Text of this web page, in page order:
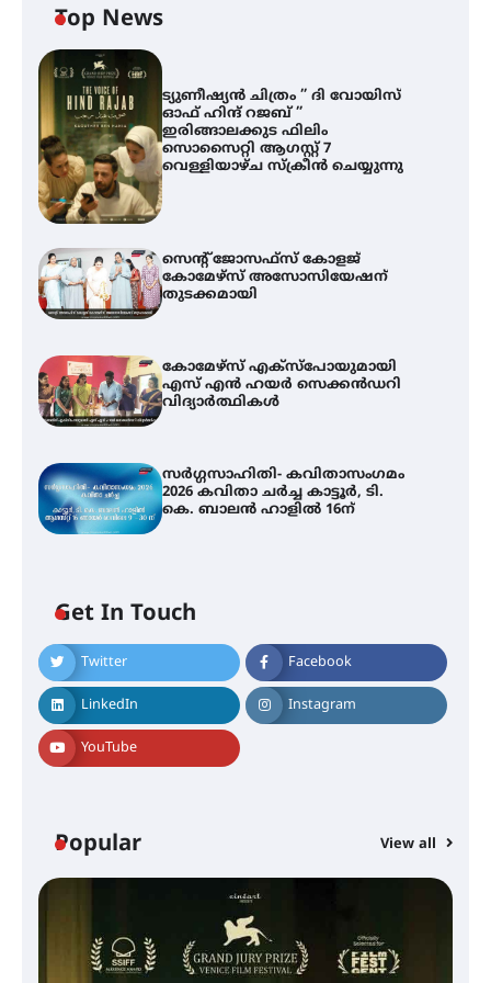
Top News
ട്യുണീഷ്യൻ ചിത്രം ” ദി വോയിസ്
ഓഫ് ഹിന്ദ് റജബ് ”
ഇരിങ്ങാലക്കുട ഫിലിം
സൊസൈറ്റി ആഗസ്റ്റ് 7
വെള്ളിയാഴ്ച സ്‌ക്രീൻ ചെയ്യുന്നു
സെന്റ് ജോസഫ്സ് കോളജ്
കോമേഴ്‌സ് അസോസിയേഷന്
തുടക്കമായി
കോമേഴ്സ് എക്സ്പോയുമായി
എസ് എൻ ഹയർ സെക്കൻഡറി
വിദ്യാർത്ഥികൾ
സർഗ്ഗസാഹിതി- കവിതാസംഗമം
2026 കവിതാ ചർച്ച കാട്ടൂർ, ടി.
കെ. ബാലൻ ഹാളിൽ 16ന്
Get In Touch
Twitter Facebook
LinkedIn Instagram
YouTube
Popular View all
സെന്റ് ജോസഫ്സ് കോളജ്
കോമേഴ്‌സ് അസോസിയേഷന്
തുടക്കമായി